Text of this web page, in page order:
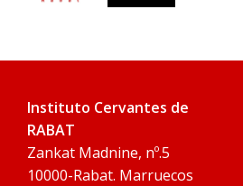
Instituto Cervantes de
RABAT
Zankat Madnine, nº.5
10000-Rabat. Marruecos